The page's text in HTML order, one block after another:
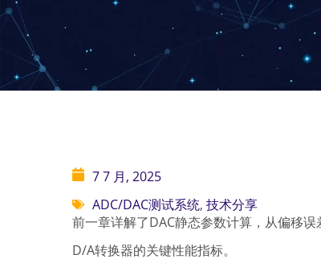
7 7 月, 2025
ADC/DAC测试系统, 技术分享
前一章详解了DAC静态参数计算，从偏移
D/A转换器的关键性能指标。